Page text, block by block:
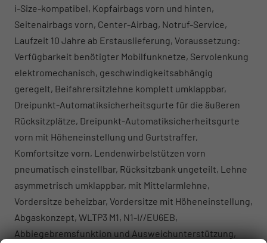
i-Size-kompatibel, Kopfairbags vorn und hinten,
Seitenairbags vorn, Center-Airbag, Notruf-Service,
Laufzeit 10 Jahre ab Erstauslieferung, Voraussetzung:
Verfügbarkeit benötigter Mobilfunknetze, Servolenkung
elektromechanisch, geschwindigkeitsabhängig
geregelt, Beifahrersitzlehne komplett umklappbar,
Dreipunkt-Automatiksicherheitsgurte für die äußeren
Rücksitzplätze, Dreipunkt-Automatiksicherheitsgurte
vorn mit Höheneinstellung und Gurtstraffer,
Komfortsitze vorn, Lendenwirbelstützen vorn
pneumatisch einstellbar, Rücksitzbank ungeteilt, Lehne
asymmetrisch umklappbar, mit Mittelarmlehne,
Vordersitze beheizbar, Vordersitze mit Höheneinstellung,
Abgaskonzept, WLTP3 M1, N1-I//EU6EB,
Abbiegebremsfunktion und Ausweichunterstützung,